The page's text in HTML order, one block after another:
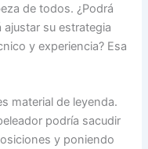
de todos. ¿Podrá
su estrategia
y experiencia? Esa
material de leyenda.
podría sacudir
y poniendo